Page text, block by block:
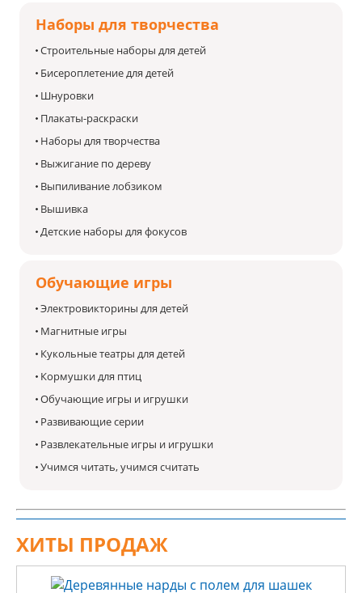
Наборы для творчества
Строительные наборы для детей
Бисероплетение для детей
Шнуровки
Плакаты-раскраски
Наборы для творчества
Выжигание по дереву
Выпиливание лобзиком
Вышивка
Детские наборы для фокусов
Обучающие игры
Электровикторины для детей
Магнитные игры
Кукольные театры для детей
Кормушки для птиц
Обучающие игры и игрушки
Развивающие серии
Развлекательные игры и игрушки
Учимся читать, учимся считать
ХИТЫ ПРОДАЖ